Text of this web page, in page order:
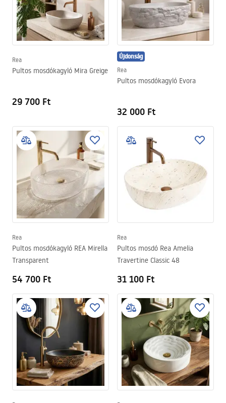
Rea
Pultos mosdókagyló Mira Greige
29 700 Ft
Újdonság
Rea
Pultos mosdókagyló Evora
32 000 Ft
Rea
Pultos mosdókagyló REA Mirella
Transparent
54 700 Ft
Rea
Pultos mosdó Rea Amelia
Travertine Classic 48
31 100 Ft